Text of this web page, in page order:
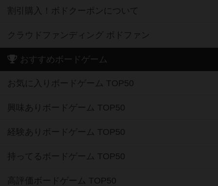
割引購入！ボドクーポンについて
クラウドファンディング ボドファン
おすすめボードゲーム
お気に入りボードゲーム TOP50
興味ありボードゲーム TOP50
経験ありボードゲーム TOP50
持ってるボードゲーム TOP50
高評価ボードゲーム TOP50